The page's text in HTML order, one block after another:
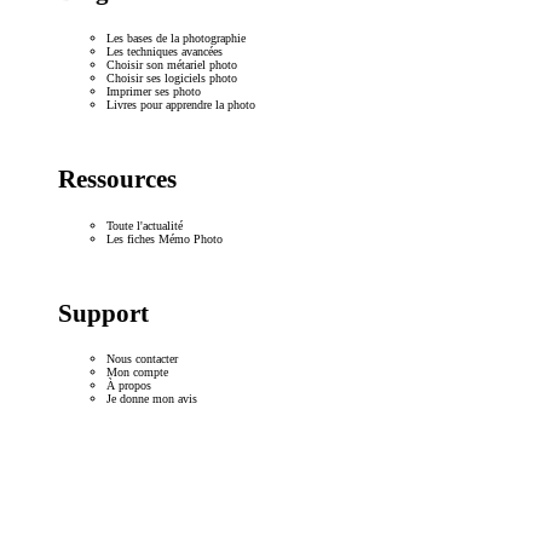
Les bases de la photographie
Les techniques avancées
Choisir son métariel photo
Choisir ses logiciels photo
Imprimer ses photo
Livres pour apprendre la photo
Ressources
Toute l'actualité
Les fiches Mémo Photo
Support
Nous contacter
Mon compte
À propos
Je donne mon avis